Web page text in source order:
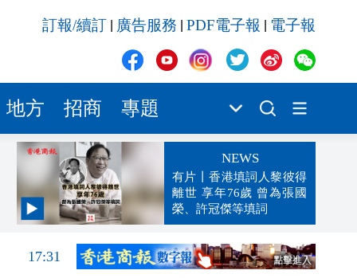
訂報/續訂 廣告服務 PDF電子報 電子報
地方 招商 專題
NEWS
有片丨香港填詞人黎彼得
離世 享年76歲 曾為張國
榮、許冠傑等填詞
17:36
17:31